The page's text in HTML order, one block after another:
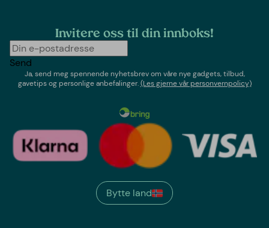
Invitere oss til din innboks!
Send
Ja, send meg spennende nyhetsbrev om våre nye gadgets, tilbud,
gavetips og personlige anbefalinger.(Les gjerne vår personvernpolicy)
Bytte land